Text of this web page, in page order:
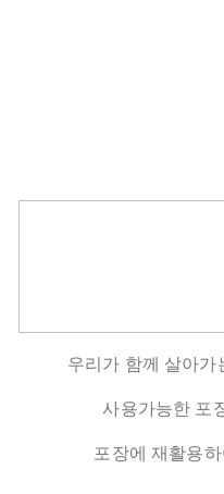
우리가 함께 살아가
사용가능한 포
포장에 재활용